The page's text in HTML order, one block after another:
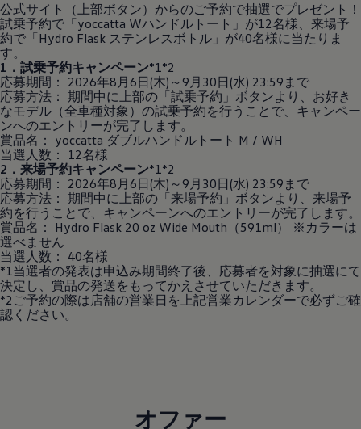
公式サイト（上部ボタン）からのご予約で抽選でプレゼント！
試乗予約で「yoccatta Wハンドルトート」が12名様、来場予
約で「Hydro Flask ステンレスボトル」が40名様に当たりま
す。
1．試乗予約キャンペーン*1*2
応募期間： 2026年8月6日(木)～9月30日(水) 23:59まで
応募方法： 期間中に上部の「試乗予約」ボタンより、お好き
なモデル（全車種対象）の試乗予約を行うことで、キャンペー
ンへのエントリーが完了します。
賞品名： yoccatta ダブルハンドルトート M / WH
当選人数： 12名様
2．来場予約キャンペーン*1*2
応募期間： 2026年8月6日(木)～9月30日(水) 23:59まで
応募方法： 期間中に上部の「来場予約」ボタンより、来場予
約を行うことで、キャンペーンへのエントリーが完了します。
賞品名： Hydro Flask 20 oz Wide Mouth（591ml） ※カラーは
選べません
当選人数： 40名様
*1当選者の発表は申込み期間終了後、応募者を対象に抽選にて
決定し、賞品の発送をもってかえさせていただきます。
*2ご予約の際は店舗の営業日を上記営業カレンダーで必ずご確
認ください。
オファー